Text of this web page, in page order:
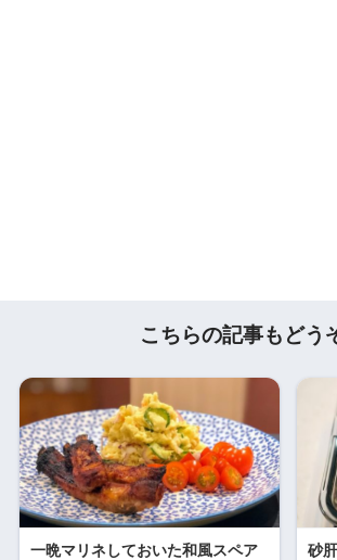
こちらの記事もどう
一晩マリネしておいた和風スペア
砂